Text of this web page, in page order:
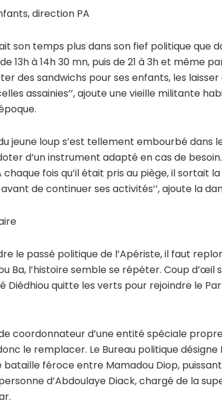
direction PA
son temps plus dans son fief politique que
13h à 14h 30 mn, puis de 21 à 3h et même
des sandwichs pour ses enfants, les
assainies’’, ajoute une vieille militante
jeune loup s’est tellement embourbé dans
d’un instrument adapté en cas de
fois qu’il était pris au piège, il sortait
de continuer ses activités’’, ajoute la
le passé politique de l’Apériste, il faut
Ba, l’histoire semble se répéter. Coup d’œil
Diédhiou quitte les verts pour rejoindre le
coordonnateur d’une entité spéciale
le remplacer. Le Bureau politique désigne
bataille féroce entre Mamadou Diop,
d’Abdoulaye Diack, chargé de la